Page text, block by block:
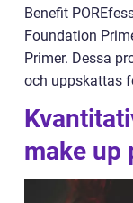
Benefit
Foundation
Primer. Dessa
och uppskattas
make up